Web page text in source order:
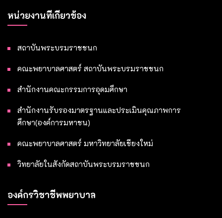
หน่วยงานที่เกี่ยวข้อง
สถาบันพระบรมราชชนก
คณะพยาบาลศาสตร์ สถาบันพระบรมราชชนก
สำนักงานคณะกรรมการอุดมศึกษา
สำนักงานรับรองมาตรฐานและประเมินคุณภาพการ
ศึกษา(องค์การมหาชน)
คณะพยาบาลศาสตร์ มหาวิทยาลัยเชียงใหม่
วิทยาลัยในสังกัดสถาบันพระบรมราชชนก
องค์กรวิชาชีพพยาบาล